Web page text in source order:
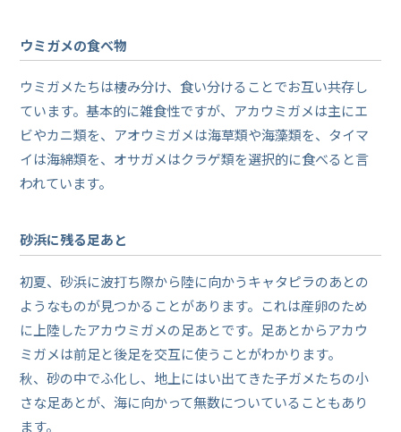
ウミガメの食べ物
ウミガメたちは棲み分け、食い分けることでお互い共存し
ています。基本的に雑食性ですが、アカウミガメは主にエ
ビやカニ類を、アオウミガメは海草類や海藻類を、タイマ
イは海綿類を、オサガメはクラゲ類を選択的に食べると言
われています。
砂浜に残る足あと
初夏、砂浜に波打ち際から陸に向かうキャタピラのあとの
ようなものが見つかることがあります。これは産卵のため
に上陸したアカウミガメの足あとです。足あとからアカウ
ミガメは前足と後足を交互に使うことがわかります。
秋、砂の中でふ化し、地上にはい出てきた子ガメたちの小
さな足あとが、海に向かって無数についていることもあり
ます。